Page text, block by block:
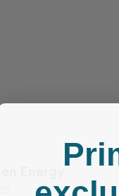
Energy